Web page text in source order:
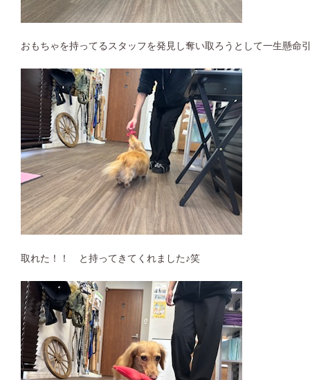
おもちゃを持ってるスタッフを発見し奪い取ろうとして一生懸命
取れた！！ と持ってきてくれました♪笑